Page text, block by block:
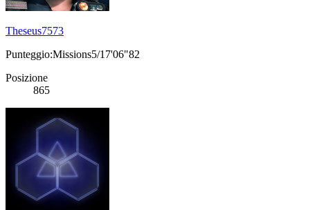
Theseus7573
Punteggio:Missions5/17'06"82
Posizione
865